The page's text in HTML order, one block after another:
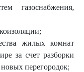
газоснабжения,
жилых комнат
за счет разборки
перегородок;